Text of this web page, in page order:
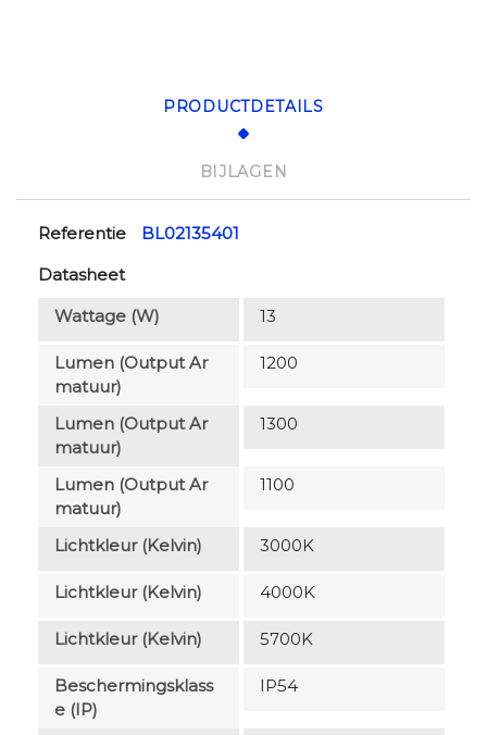
PRODUCTDETAILS
BIJLAGEN
Referentie
BL02135401
Datasheet
Wattage (W)
13
Lumen (output Ar
Matuur)
1200
Lumen (output Ar
Matuur)
1300
Lumen (output Ar
Matuur)
1100
Lichtkleur (Kelvin) 3000K
Lichtkleur (Kelvin) 4000K
Lichtkleur (Kelvin) 5700K
Beschermingsklass
E (IP)
IP54